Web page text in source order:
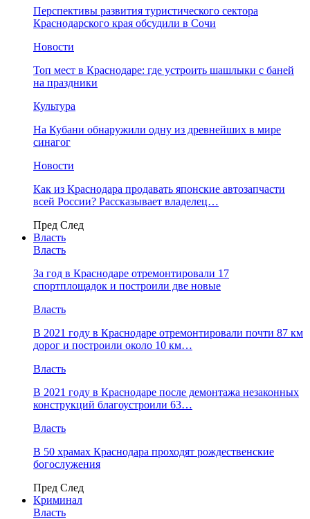
Перспективы развития туристического сектора
Краснодарского края обсудили в Сочи
Новости
Топ мест в Краснодаре: где устроить шашлыки с баней
на праздники
Культура
На Кубани обнаружили одну из древнейших в мире
синагог
Новости
Как из Краснодара продавать японские автозапчасти
всей России? Рассказывает владелец…
Пред След
Власть
Власть
За год в Краснодаре отремонтировали 17
спортплощадок и построили две новые
Власть
В 2021 году в Краснодаре отремонтировали почти 87 км
дорог и построили около 10 км…
Власть
В 2021 году в Краснодаре после демонтажа незаконных
конструкций благоустроили 63…
Власть
В 50 храмах Краснодара проходят рождественские
богослужения
Пред След
Криминал
Власть